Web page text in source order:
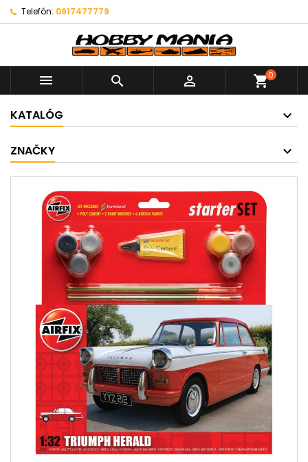
Telefón: 0917477779
   shopping_cart0
KATALÓG
ZNAČKY